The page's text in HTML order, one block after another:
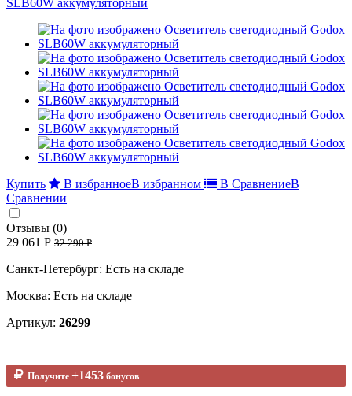
Купить В избранноеВ избранном В СравнениеВ
Сравнении
Отзывы (0)
29 061 Р 32 290 Р
Санкт-Петербург: Есть на складе
Москва: Есть на складе
Артикул: 26299
Получите +1453 бонусов